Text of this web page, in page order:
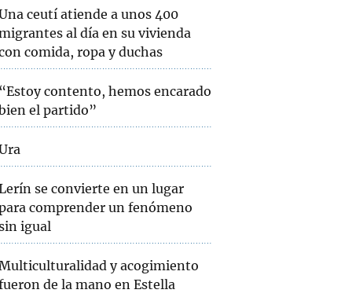
ceutí atiende a unos 400
al día en su vivienda
comida, ropa y duchas
“Estoy contento, hemos encarado
el partido”
se convierte en un lugar
comprender un fenómeno
igual
y acogimiento
de la mano en Estella